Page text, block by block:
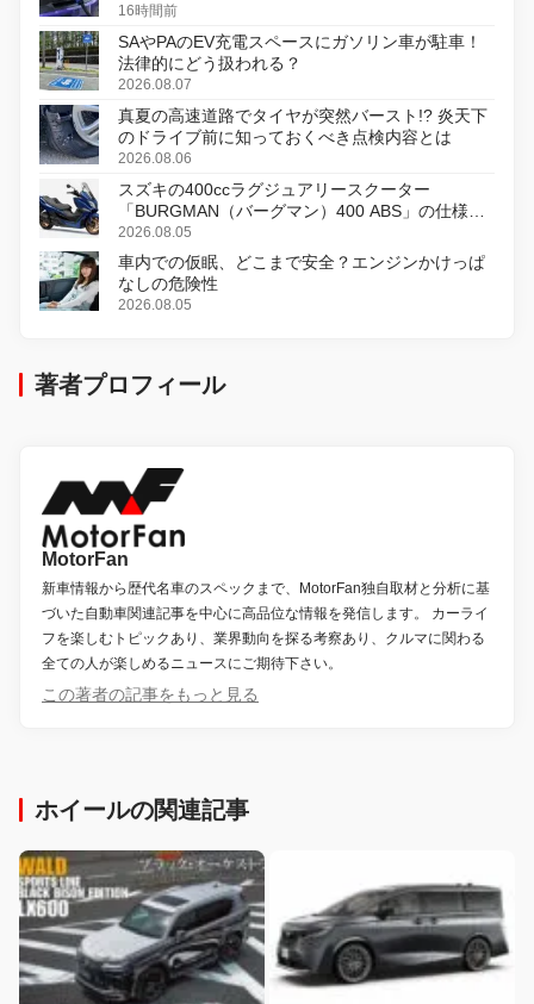
16時間前
SAやPAのEV充電スペースにガソリン車が駐車！
法律的にどう扱われる？
2026.08.07
真夏の高速道路でタイヤが突然バースト!? 炎天下
のドライブ前に知っておくべき点検内容とは
2026.08.06
スズキの400ccラグジュアリースクーター
「BURGMAN（バーグマン）400 ABS」の仕様を
変更し、8月18日に発売
2026.08.05
車内での仮眠、どこまで安全？エンジンかけっぱ
なしの危険性
2026.08.05
著者プロフィール
MotorFan
新車情報から歴代名車のスペックまで、MotorFan独自取材と分析に基
づいた自動車関連記事を中心に高品位な情報を発信します。 カーライ
フを楽しむトピックあり、業界動向を探る考察あり、クルマに関わる
全ての人が楽しめるニュースにご期待下さい。
この著者の記事をもっと見る
ホイールの関連記事